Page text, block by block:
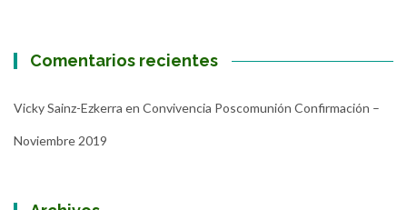
Comentarios recientes
Vicky Sainz-Ezkerra en Convivencia Poscomunión Confirmación –
Noviembre 2019